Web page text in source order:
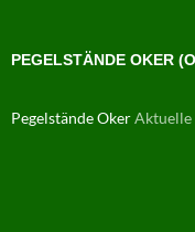
PEGELSTÄNDE OKER
Pegelstände OkerAktuelle